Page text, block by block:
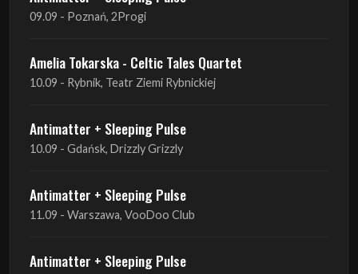
09.09 - Poznań, 2Progi
Amelia Tokarska - Celtic Tales Quartet
10.09 - Rybnik, Teatr Ziemi Rybnickiej
Antimatter + Sleeping Pulse
10.09 - Gdańsk, Drizzly Grizzly
Antimatter + Sleeping Pulse
11.09 - Warszawa, VooDoo Club
Antimatter + Sleeping Pulse